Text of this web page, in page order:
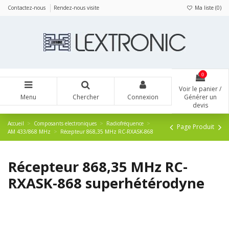
Contactez-nous Rendez-nous visite Ma liste (0)
Menu Chercher Connexion
0
Voir le panier /
Générer un
devis
Accueil Composants electroniques
Radiofréquence
AM 433/868 MHz
Récepteur 868,35 MHz RC-RXASK-868
Page Produit
Récepteur 868,35 MHz RC-
RXASK-868 superhétérodyne
Panneau de gestion des cookies